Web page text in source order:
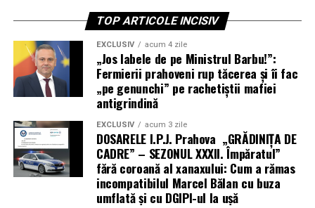
TOP ARTICOLE INCISIV
EXCLUSIV acum 4 zile
„Jos labele de pe Ministrul Barbu!”:
Fermierii prahoveni rup tăcerea și îi fac
„pe genunchi” pe rachetiștii mafiei
antigrindină
EXCLUSIV acum 3 zile
DOSARELE I.P.J. Prahova „GRĂDINIȚA DE
CADRE” – SEZONUL XXXII. Împăratul”
fără coroană al xanaxului: Cum a rămas
incompatibilul Marcel Bălan cu buza
umflată și cu DGIPI-ul la ușă